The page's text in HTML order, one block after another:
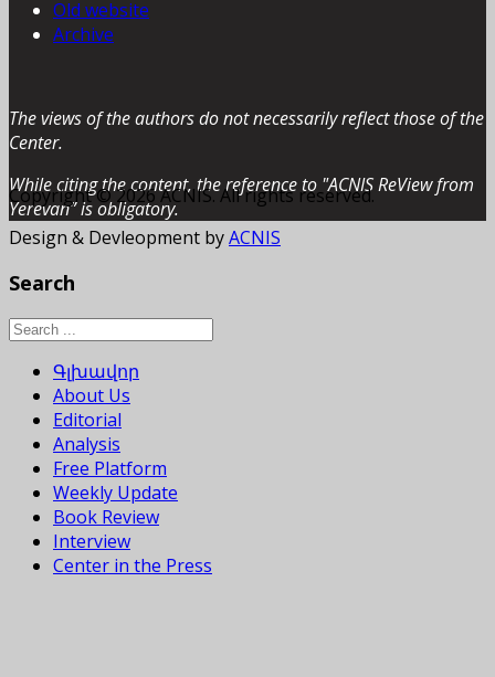
Old website
Archive
The views of the authors do not necessarily reflect those of the
Center.
While citing the content, the reference to "ACNIS ReView from
Yerevan” is obligatory.
Copyright © 2026 ACNIS. All rights reserved.
Design & Devleopment byACNIS
Search
Գլխավոր
About Us
Editorial
Analysis
Free Platform
Weekly Update
Book Review
Interview
Center in the Press